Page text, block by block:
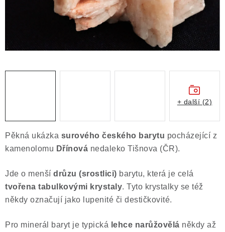
Obchodní podmínky
Podmínky ochrany osobních údajů
Poučení o právu na odstoupení od smlouvy
Výkup minerálů a drahých kamenů
Kontakt
Pěkná ukázka surového českého barytu pocházející z
kamenolomu Dřínová nedaleko Tišnova (ČR).
Jde o menší drůzu (srostlici) barytu, která je celá
tvořena tabulkovými krystaly. Tyto krystalky se též
někdy označují jako lupenité či destičkovité.
Pro minerál baryt je typická lehce narůžovělá někdy až
+ další (2)